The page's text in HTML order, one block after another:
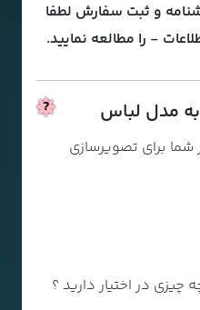
و ثبت سفارش لطفا
- را مطالعه نمایید.
به مدل لباس
برای تصویرسازی
در اختیار دارید ؟